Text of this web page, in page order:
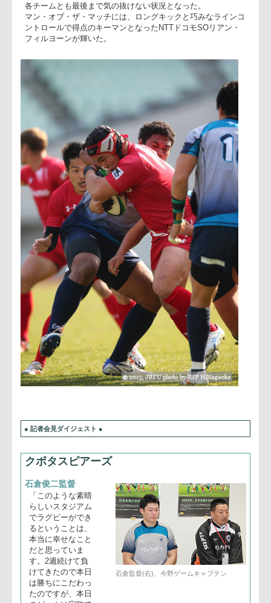
し、クボタに引導を渡した。仕上げは38分、NTTドコモCTB
エアミフィポセチが10mL中央からDGを決めてダメ押し、42-
15と立ち上がりの接戦から一転した結果となった。
この日のクボタはBK陣にキレがなく有効な展開ができなかっ
た。一方のNTTドコモはフィルヨーンの効果的なキックでエリ
アを確保し、さらにBKが積極的にオープンに展開、フェーズ
を繰り返して生じたクボタの穴を突くことで着実に加点した
いずれにしてもグループBの順位争いは最終節に持ち越され、
各チームとも最後まで気の抜けない状況となった。
マン・オブ・ザ・マッチには、ロングキックと巧みなライン
ントロールで得点のキーマンとなったNTTドコモSOリアン・
フィルヨーンが輝いた。
● 記者会見ダイジェスト ●